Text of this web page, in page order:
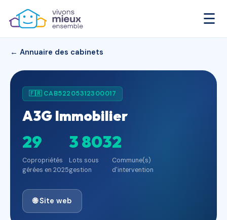
☰
← Annuaire des cabinets
🇫🇷 CAB52205312300017
A3G Immobilier
29
Copropriétés
gérées en 2025
3 803
Lots sous
gestion
2
Commune(s)
d'intervention
🌐 Site web